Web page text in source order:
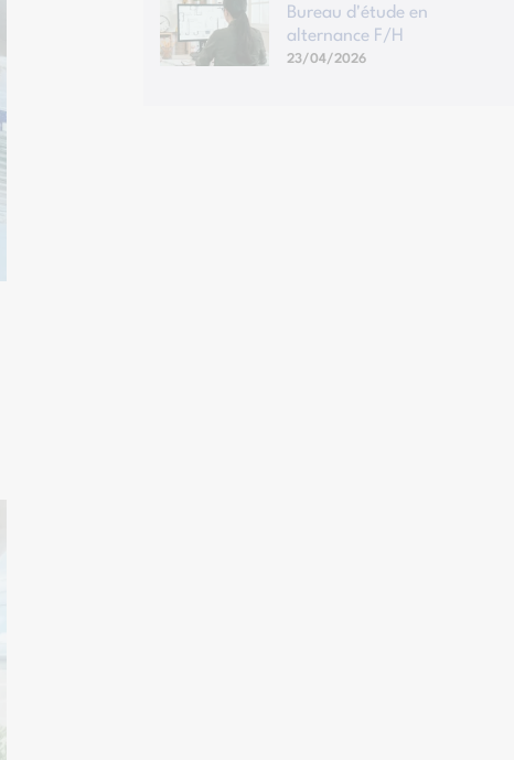
Bureau d'étude en
alternance F/H
23/04/2026